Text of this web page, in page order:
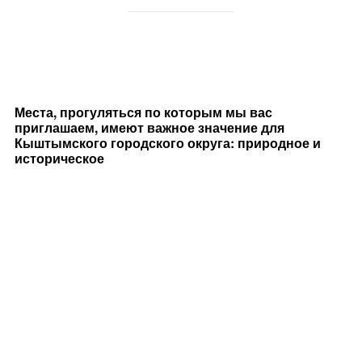
Места, прогуляться по которым мы вас
приглашаем, имеют важное значение для
Кыштымского городского округа: природное и
историческое